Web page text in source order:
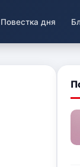
Повестка дня